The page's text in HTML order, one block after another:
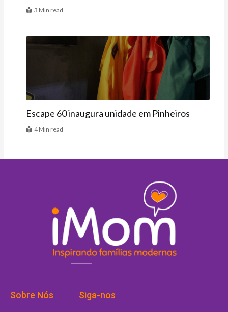
3 Min read
Escape 60 inaugura unidade em Pinheiros
4 Min read
Sobre Nós Siga-nos